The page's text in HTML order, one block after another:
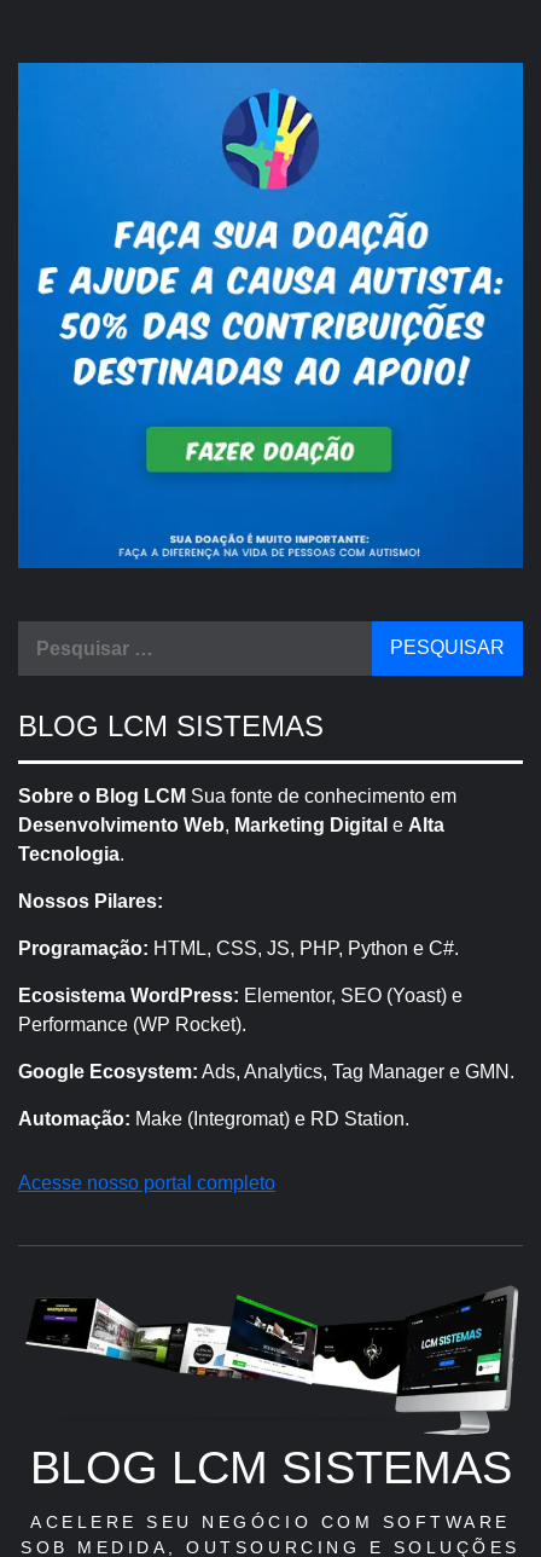
BLOG LCM SISTEMAS
Sobre o Blog LCM Sua fonte de conhecimento em
Desenvolvimento Web, Marketing Digital e Alta
Tecnologia.
Nossos Pilares:
Programação: HTML, CSS, JS, PHP, Python e C#.
Ecosistema WordPress: Elementor, SEO (Yoast) e
Performance (WP Rocket).
Google Ecosystem: Ads, Analytics, Tag Manager e GMN.
Automação: Make (Integromat) e RD Station.
Acesse nosso portal completo
BLOG LCM SISTEMAS
ACELERE SEU NEGÓCIO COM SOFTWARE
SOB MEDIDA, OUTSOURCING E SOLUÇÕES